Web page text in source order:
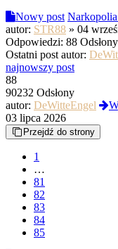
Nowy post
autor: STR88 » 04
Odpowiedzi: 88
Ostatni post autor:
najnowszy post
88
90232 Odsłony
autor: DeWitteEngel
03 lipca 2026
Przejdź do strony
1
…
81
82
83
84
85